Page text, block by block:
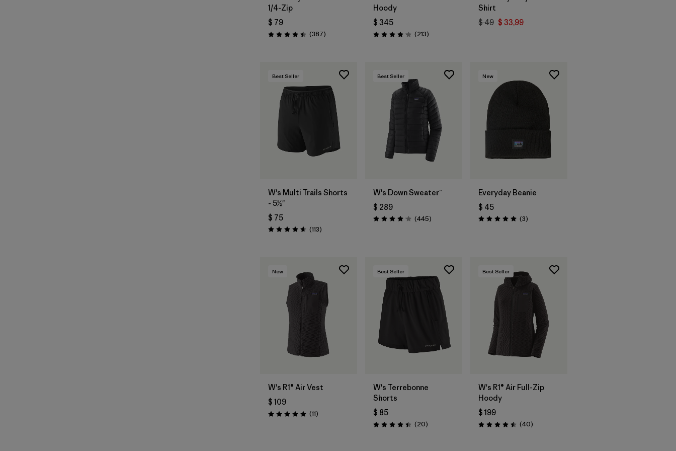
1/4-Zip
$ 79
Valoración: 4.5 / 5
(387Comentarios
)
Hoody
$ 345
Valoración: 4.2 / 5
(213Comentarios
)
Shirt
$ 49 $ 33,99
Best Seller
W's Multi Trails Shorts
- 5½"
$ 75
Valoración: 4.7 / 5
(113Comentarios
)
Best Seller
W's Down Sweater™
$ 289
Valoración: 4.1 / 5
(445Comentarios
)
Bolsa
New
Everyday Beanie
$ 45
Valoración: 5.0 / 5
(3Comentarios
)
New
W's R1® Air Vest
$ 109
Valoración: 4.9 / 5
(11Comentarios
)
Best Seller
W's Terrebonne
Shorts
$ 85
Valoración: 4.5 / 5
(20Comentarios
)
Best Seller
W's R1® Air Full-Zip
Hoody
$ 199
Valoración: 4.5 / 5
(40Comentarios
)